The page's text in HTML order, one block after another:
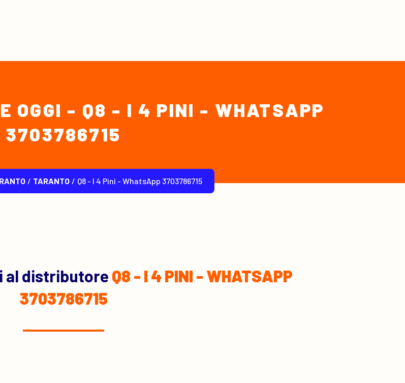
OGGI - Q8 - I 4 PINI - WHATSAPP
3703786715
/ TARANTO / Q8 - I 4 Pini - WhatsApp 3703786715
al distributore Q8 - I 4 PINI - WHATSAPP
3703786715